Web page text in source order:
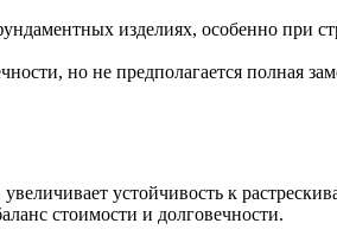
изделиях, особенно при
но не предполагается полная
устойчивость к
стоимости и долговечности.